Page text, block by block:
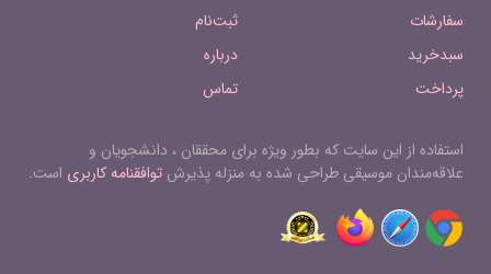
سفارشات
سبدخرید
پرداخت
ثبت‌نام
درباره
تماس
استفاده از این سایت که بطور ویژه برای محققان ، دانشجویان و
علاقه‌مندان موسیقی طراحی شده به منزله پذیرشتوافقنامه کاربریاست.